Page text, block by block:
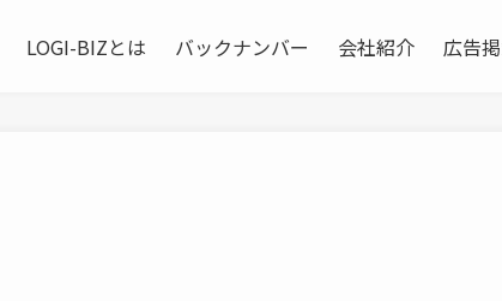
LOGI-BIZとは バックナンバー 会社紹介 広告